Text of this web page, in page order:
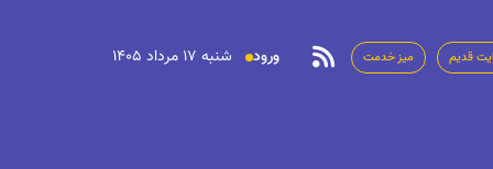
شنبه 17 مرداد 1405 ورود میز خدمت قدیم